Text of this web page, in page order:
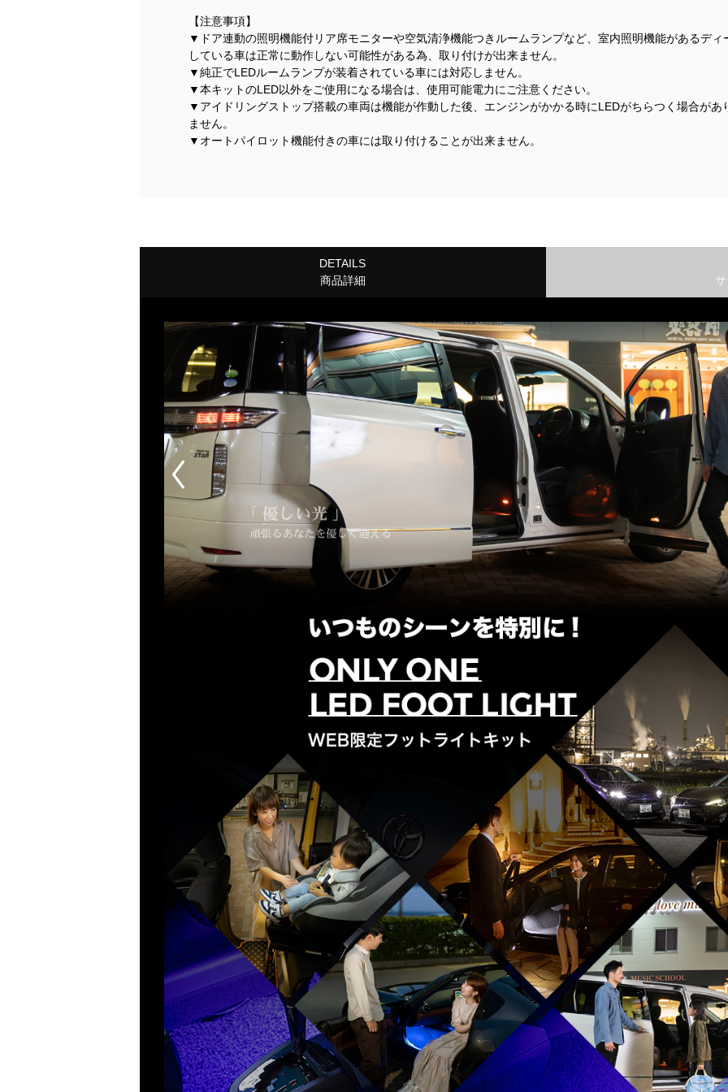
【注意事項】
▼ドア連動の照明機能付リア席モニターや空気清浄機能つきルームランプなど、室内照明機能があるデ
している車は正常に動作しない可能性がある為、取り付けが出来ません。
▼純正でLEDルームランプが装着されている車には対応しません。
▼本キットのLED以外をご使用になる場合は、使用可能電力にご注意ください。
▼アイドリングストップ搭載の車両は機能が作動した後、エンジンがかかる時にLEDがちらつく場合があ
ません。
▼オートパイロット機能付きの車には取り付けることが出来ません。
DETAILS
商品詳細